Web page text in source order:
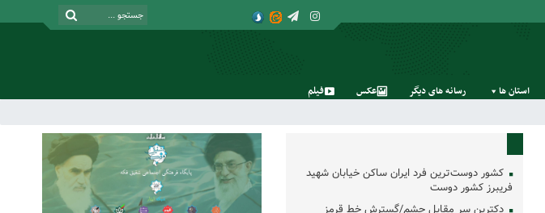
استان‌ ها رسانه‌ های‌ دیگر عکس فیلم
کشور دوست‌ترین فرد ایران ساکن خیابان شهید
فریبرز کشور دوست
دکترین سر مقابل چشم/گسترش خط قرمز